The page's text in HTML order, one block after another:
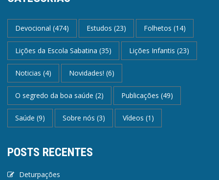
Devocional (474) Estudos (23) Folhetos (14)
Lições da Escola Sabatina (35) Lições Infantis (23)
Noticias (4) Novidades! (6)
O segredo da boa saúde (2) Publicações (49)
Saúde (9) Sobre nós (3) Vídeos (1)
POSTS RECENTES
Deturpações